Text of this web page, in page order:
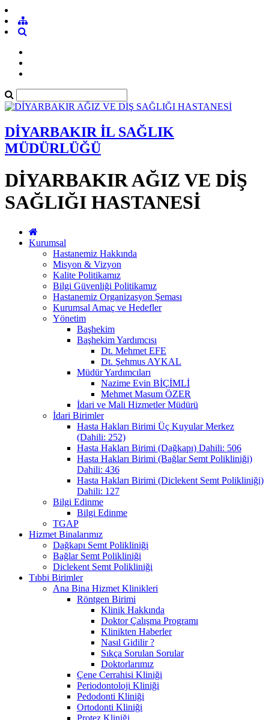
DİYARBAKIR İL SAĞLIK
MÜDÜRLÜĞÜ
DİYARBAKIR AĞIZ VE DİŞ
SAĞLIĞI HASTANESİ
Kurumsal
Hastanemiz Hakkında
Misyon & Vizyon
Kalite Politikamız
Bilgi Güvenliği Politikamız
Hastanemiz Organizasyon Şeması
Kurumsal Amaç ve Hedefler
Yönetim
Başhekim
Başhekim Yardımcısı
Dt. Mehmet EFE
Dt. Şehmus AYKAL
Müdür Yardımcıları
Nazime Evin BİÇİMLİ
Mehmet Masum ÖZER
İdari ve Mali Hizmetler Müdürü
İdari Birimler
Hasta Hakları Birimi Üç Kuyular Merkez
(Dahili: 252)
Hasta Hakları Birimi (Dağkapı) Dahili: 506
Hasta Hakları Birimi (Bağlar Semt Polikliniği)
Dahili: 436
Hasta Hakları Birimi (Diclekent Semt Polikliniği)
Dahili: 127
Bilgi Edinme
Bilgi Edinme
TGAP
Hizmet Binalarımız
Dağkapı Semt Polikliniği
Bağlar Semt Polikliniği
Diclekent Semt Polikliniği
Tıbbi Birimler
Ana Bina Hizmet Klinikleri
Röntgen Birimi
Klinik Hakkında
Doktor Çalışma Programı
Klinikten Haberler
Nasıl Gidilir ?
Sıkça Sorulan Sorular
Doktorlarımız
Çene Cerrahisi Kliniği
Periodontoloji Kliniği
Pedodonti Kliniği
Ortodonti Kliniği
Protez Kliniği